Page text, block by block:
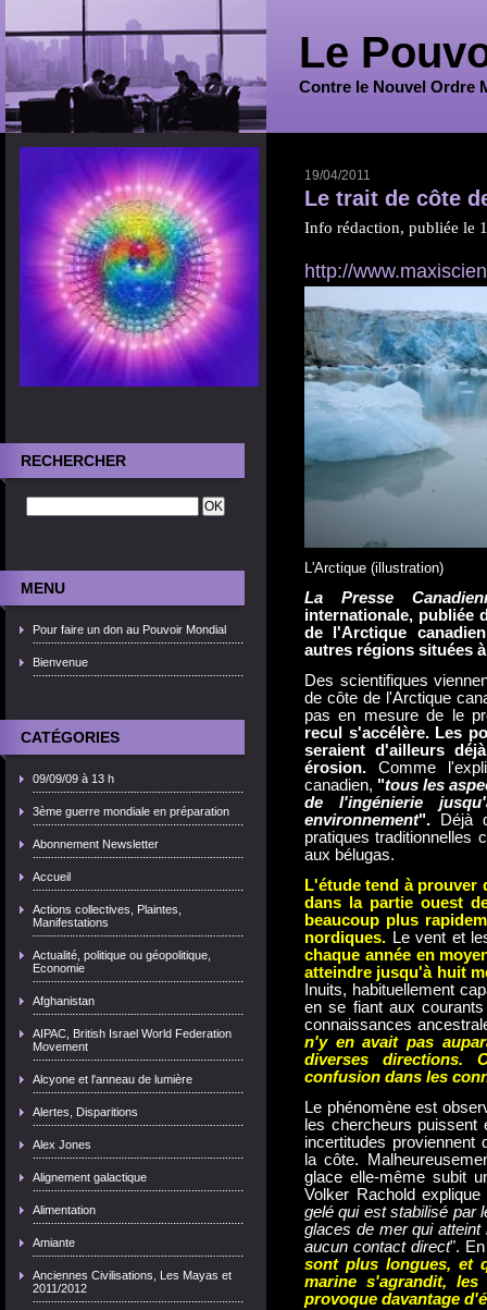
Le
Contre le Nouvel Ordre
RECHERCHER
MENU
Pour faire un don au Pouvoir Mondial
Bienvenue
CATÉGORIES
09/09/09 à 13 h
3ème guerre mondiale en préparation
Abonnement Newsletter
Accueil
Actions collectives, Plaintes,
Manifestations
Actualité, politique ou géopolitique,
Economie
Afghanistan
AIPAC, British Israel World Federation
Movement
Alcyone et l'anneau de lumière
Alertes, Disparitions
Alex Jones
Alignement galactique
Alimentation
Amiante
Anciennes Civilisations, Les Mayas et
2011/2012
19/04/2011
Le trait de côte
Info rédaction, publiée le
http://
L'Arctique (illustration)
La Presse
internationale, publiée
de l'Arctique
autres régions situées
Des scientifiques
de côte de l'Arctique
pas en mesure de le
recul s'accélère. Les
seraient d'ailleurs
érosion. Comme
canadien, "tous les
de l'ingénierie
environnement".
Déjà
pratiques traditionnelles
aux bélugas.
L'étude tend à prouver
dans la partie ouest
beaucoup plus
nordiques. Le vent et
chaque année en
atteindre jusqu'à huit
Inuits, habituellement
en se fiant aux
connaissances
n'y en avait pas
diverses directions.
confusion dans les
Le phénomène est
les chercheurs
incertitudes proviennent
la côte.
glace elle-même subit
Volker Rachold explique
gelé qui est stabilisé par
glaces de mer qui
aucun contact direct".
sont plus longues, et
marine s'agrandit,
provoque davantage